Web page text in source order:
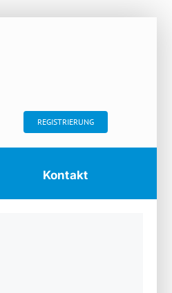
REGISTRIERUNG
Kontakt